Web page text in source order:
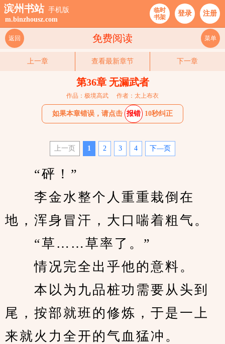
滨州书站 手机版
m.binzhousz.com
临时
书架
登录 注册
免费阅读
返回 菜单
上一章 查看最新章节 下一章
第36章 无漏武者
作品：极境高武 作者：太上布衣
如果本章错误，请点击 报错 10秒纠正
上一页 1 2 3 4 下—页
“砰！”
李金水整个人重重栽倒在
地，浑身冒汗，大口喘着粗气。
“草……草率了。”
情况完全出乎他的意料。
本以为九品桩功需要从头到
尾，按部就班的修炼，于是一上
来就火力全开的气血猛冲。